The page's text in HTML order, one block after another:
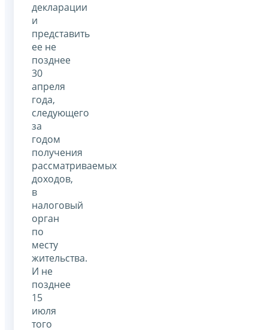
декларации
и
представить
ее не
позднее
30
апреля
года,
следующего
за
годом
получения
рассматриваемых
доходов,
в
налоговый
орган
по
месту
жительства.
И не
позднее
15
июля
того